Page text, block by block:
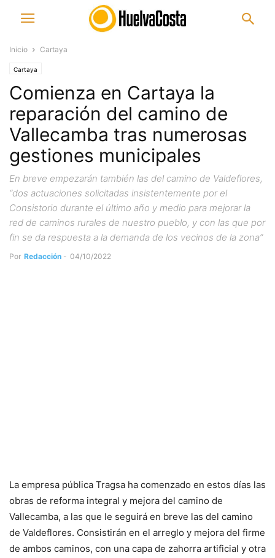
Inicio Cartaya
Cartaya
Comienza en Cartaya la
reparación del camino de
Vallecamba tras numerosas
gestiones municipales
En breve empezarán también las del camino de Valdeflores,
“dos actuaciones solicitadas insistentemente por el
Consistorio durante el último año y medio para mejorar la
red de caminos rurales de nuestro pueblo, y con las que por
fin se da respuesta a la demanda de los vecinos de la zona”
Por Redacción - 04/10/2022
La empresa pública Tragsa ha comenzado en estos días las
obras de reforma integral y mejora del camino de
Vallecamba, a las que le seguirá en breve las del camino
de Valdeflores. Consistirán en el arreglo y mejora del firme
de ambos caminos, con una capa de zahorra artificial y otra